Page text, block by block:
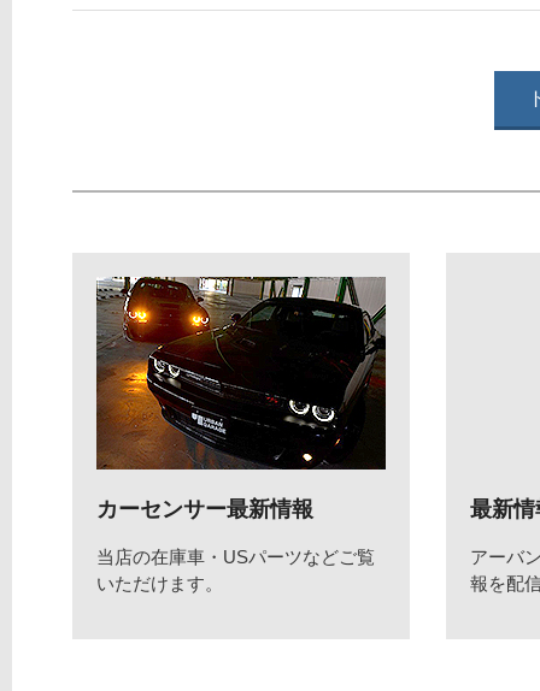
カーセンサー最新情報
当店の在庫車・USパーツなどご覧
いただけます。
最新情
アーバ
報を配